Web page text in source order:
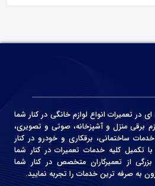
دهه 70 با تجربه ای در تعمیرات انواع لوازم خانگی در کنار شما
برقی منزل و آشپزخانه، صوتی و‌ تصویری،
ساختمانی، برقکاری و خودرو در کنار
تکمیل کلیه خدمات تعمیرات در کنار شما
از تعمیرکاران متخصص در کنار شما
به صرفه ترین خدمات را تجربه نمایید.